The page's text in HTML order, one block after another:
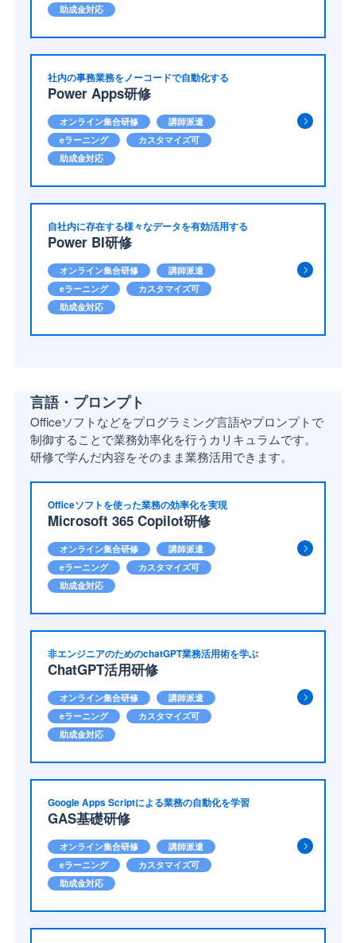
助成金対応
社内の事務業務をノーコードで自動化する
Power Apps研修
オンライン集合研修
講師派遣
eラーニング
カスタマイズ可
助成金対応
自社内に存在する様々なデータを有効活用する
Power BI研修
オンライン集合研修
講師派遣
eラーニング
カスタマイズ可
助成金対応
言語・プロンプト
Officeソフトなどをプログラミング言語やプロンプトで
制御することで業務効率化を行うカリキュラムです。
研修で学んだ内容をそのまま業務活用できます。
Officeソフトを使った業務の効率化を実現
Microsoft 365 Copilot研修
オンライン集合研修
講師派遣
eラーニング
カスタマイズ可
助成金対応
非エンジニアのためのchatGPT業務活用術を学ぶ
ChatGPT活用研修
オンライン集合研修
講師派遣
eラーニング
カスタマイズ可
助成金対応
Google Apps Scriptによる業務の自動化を学習
GAS基礎研修
オンライン集合研修
講師派遣
eラーニング
カスタマイズ可
助成金対応